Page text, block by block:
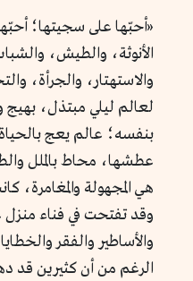
«أحبّها على سجيتها؛
الأنوثة، والطيش،
والاستهتار، والجرأة،
لعالم ليلي مبتذل،
بنفسه؛ عالم يعج
عطشها، محاط بالملل
هي المجهولة والمغامرة،
وقد تفتحت في فناء منزل
والأساطير والفقر
الرغم من أن كثيرين قد